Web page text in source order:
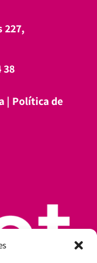
227,
38
| Política de